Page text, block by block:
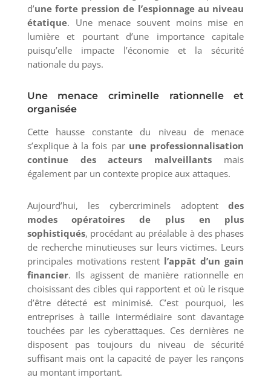
d’une forte pression de l’espionnage au niveau
étatique. Une menace souvent moins mise en
lumière et pourtant d’une importance capitale
puisqu’elle impacte l’économie et la sécurité
nationale du pays.
Une menace criminelle rationnelle et
organisée
Cette hausse constante du niveau de menace
s’explique à la fois par une professionnalisation
continue des acteurs malveillants mais
également par un contexte propice aux attaques.
Aujourd’hui, les cybercriminels adoptentdes
modes opératoires de plus en plus
sophistiqués, procédant au préalable à des phases
de recherche minutieuses sur leurs victimes. Leurs
principales motivations restentl’appât d’un gain
financier. Ils agissent de manière rationnelle en
choisissant des cibles qui rapportent et où le risque
d’être détecté est minimisé. C’est pourquoi, les
entreprises à taille intermédiaire sont davantage
touchées par les cyberattaques. Ces dernières ne
disposent pas toujours du niveau de sécurité
suffisant mais ont la capacité de payer les rançons
au montant important.